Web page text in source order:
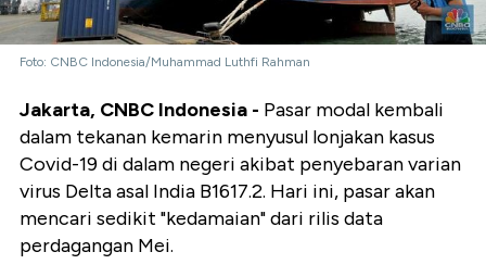
Foto: CNBC Indonesia/Muhammad Luthfi Rahman
Jakarta, CNBC Indonesia - Pasar modal kembali
dalam tekanan kemarin menyusul lonjakan kasus
Covid-19 di dalam negeri akibat penyebaran varian
virus Delta asal India B1617.2. Hari ini, pasar akan
mencari sedikit "kedamaian" dari rilis data
perdagangan Mei.